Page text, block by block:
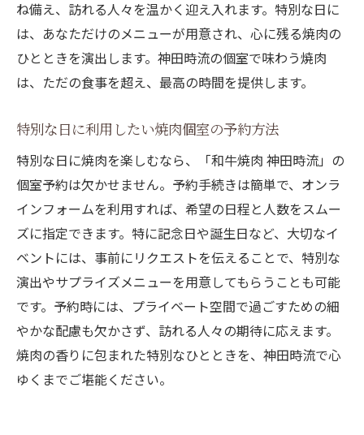
ね備え、訪れる人々を温かく迎え入れます。特別な日に
は、あなただけのメニューが用意され、心に残る焼肉の
ひとときを演出します。神田時流の個室で味わう焼肉
は、ただの食事を超え、最高の時間を提供します。
特別な日に利用したい焼肉個室の予約方法
特別な日に焼肉を楽しむなら、「和牛焼肉 神田時流」の
個室予約は欠かせません。予約手続きは簡単で、オンラ
インフォームを利用すれば、希望の日程と人数をスムー
ズに指定できます。特に記念日や誕生日など、大切なイ
ベントには、事前にリクエストを伝えることで、特別な
演出やサプライズメニューを用意してもらうことも可能
です。予約時には、プライベート空間で過ごすための細
やかな配慮も欠かさず、訪れる人々の期待に応えます。
焼肉の香りに包まれた特別なひとときを、神田時流で心
ゆくまでご堪能ください。